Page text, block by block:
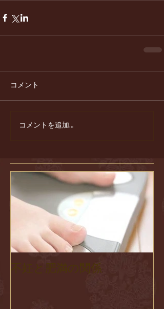
コメント
コメントを追加…
不妊と肥満の関係